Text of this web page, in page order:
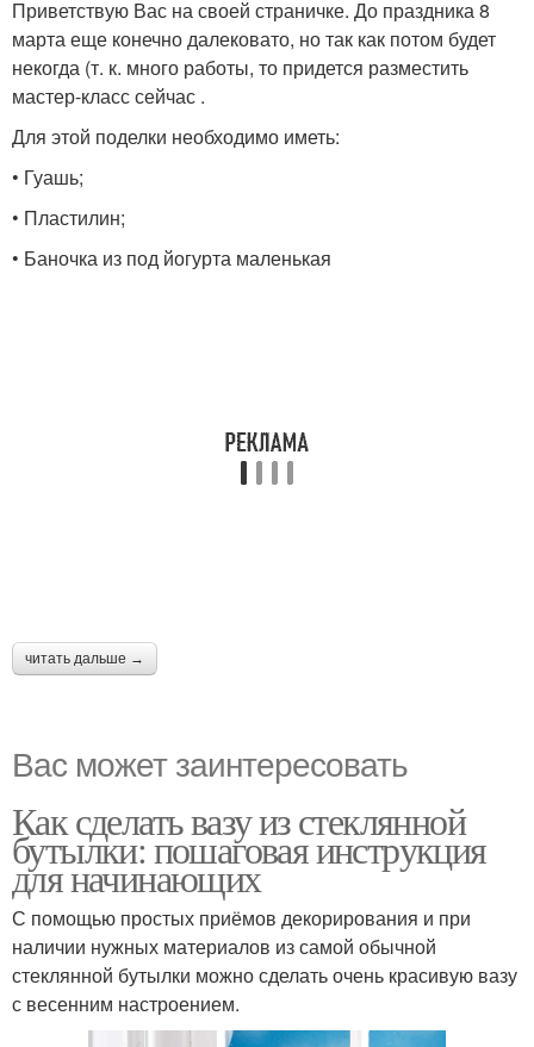
Приветствую Вас на своей страничке. До праздника 8
марта еще конечно далековато, но так как потом будет
некогда (т. к. много работы, то придется разместить
мастер-класс сейчас .
Для этой поделки необходимо иметь:
• Гуашь;
• Пластилин;
• Баночка из под йогурта маленькая
читать дальше →
Вас может заинтересовать
Как сделать вазу из стеклянной
бутылки: пошаговая инструкция
для начинающих
С помощью простых приёмов декорирования и при
наличии нужных материалов из самой обычной
стеклянной бутылки можно сделать очень красивую вазу
с весенним настроением.